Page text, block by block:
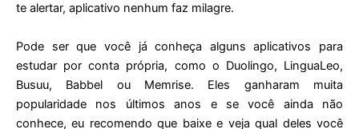
te alertar, aplicativo nenhum faz milagre.
Pode ser que você já conheça alguns aplicativos para
estudar por conta própria, como o Duolingo, LinguaLeo,
Busuu, Babbel ou Memrise. Eles ganharam muita
popularidade nos últimos anos e se você ainda não
conhece, eu recomendo que baixe e veja qual deles você